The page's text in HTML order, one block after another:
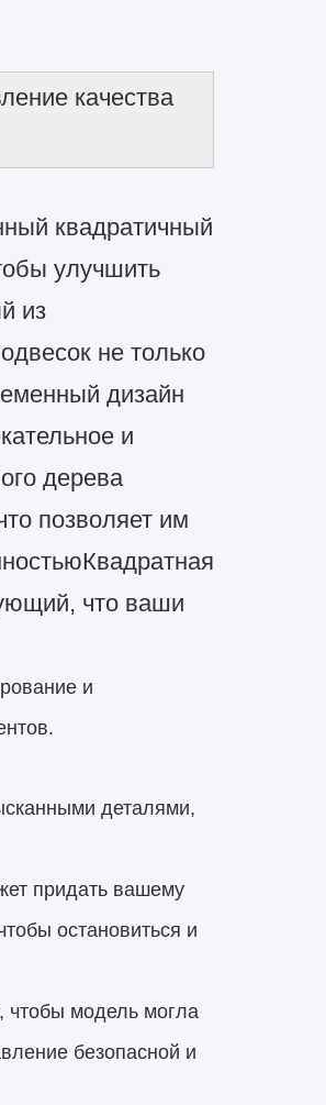
качества
квадратичный
улучшить
из
не только
дизайн
и
дерева
позволяет им
что ваши
и
деталями,
придать вашему
остановиться и
чтобы модель могла
безопасной и